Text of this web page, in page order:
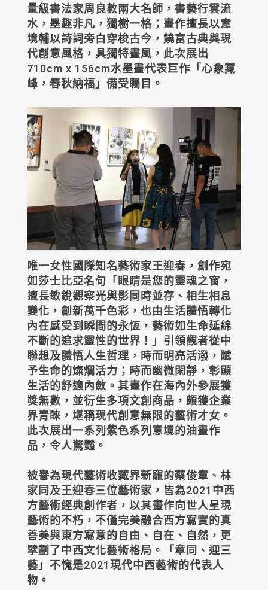
量級書法家周良敦兩大名師，書藝行雲流
水，墨趣非凡，獨樹一格；畫作擅長以意
境輔以詩詞旁白穿梭古今，饒富古典與現
代創意風格，具獨特畫風，此次展出
710cm x 156cm水墨畫代表巨作「心象藏
峰，春秋納福」備受矚目。
唯一女性國際知名藝術家王迎春，創作宛
如莎士比亞名句「眼睛是您的靈魂之窗，
擅長敏銳觀察光與影同時並存、相生相息
變化，創新萬千色彩，也由生活體悟轉化
內在感受到瞬間的永恆，藝術如生命延綿
不斷的追求靈性的世界！」引領觀者從中
聯想及體悟人生哲理，時而明亮活潑，賦
予生命的燦爛活力；時而幽微閑靜，彰顯
生活的舒適內斂。其畫作在海內外參展獲
獎無數，並衍生多項文創商品，頗獲企業
界青睞，堪稱現代創意無限的藝術才女。
此次展出一系列紫色系列意境的油畫作
品，令人驚豔。
被譽為現代藝術收藏界新竉的蔡俊章、林
家同及王迎春三位藝術家，皆為2021中西
方藝術經典創作者，以其畫作向世人呈現
藝術的不朽，不僅完美融合西方寫實的真
善美與東方寫意的自由、自在、自然，更
擘劃了中西文化藝術格局。「章同、迎三
藝」不愧是2021現代中西藝術的代表人
物。